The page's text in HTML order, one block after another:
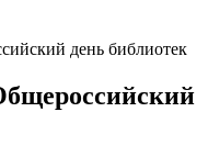
день библиотек